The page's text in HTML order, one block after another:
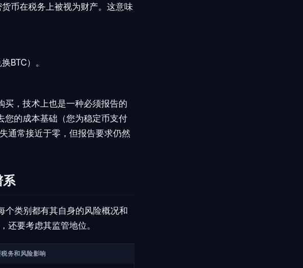
货币在税务上被视为财产。这意味
BTC）。
，技术上也是一种必须报告的
您的成本基础（您为稳定币支付
通常接近于零，但报告要求仍然
系
个类别都有其自身的风险概况和
还要考虑其监管地位。
税务和风险影响